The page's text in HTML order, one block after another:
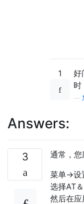
1
好
时
Answers:
3
通常，您
菜单->设
选择AT
然后在